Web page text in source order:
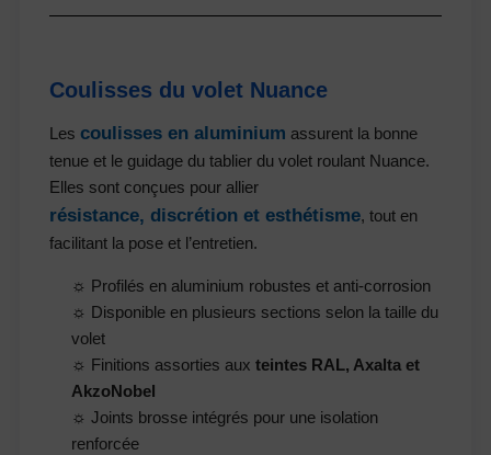
Coulisses du volet Nuance
Lescoulisses en aluminium assurent la bonne
tenue et le guidage du tablier du volet roulant Nuance.
Elles sont conçues pour allier
résistance, discrétion et esthétisme, tout en
facilitant la pose et l’entretien.
☼ Profilés en aluminium robustes et anti-corrosion
☼ Disponible en plusieurs sections selon la taille du
volet
☼ Finitions assorties auxteintes RAL, Axalta et
AkzoNobel
☼ Joints brosse intégrés pour une isolation
renforcée